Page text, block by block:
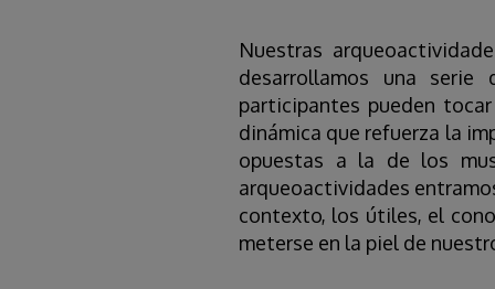
Nuestras
desarrollamos una
participantes pueden
dinámica que refuerza la
opuestas a la de los
arqueoactividades
contexto, los útiles, el
meterse en la piel de